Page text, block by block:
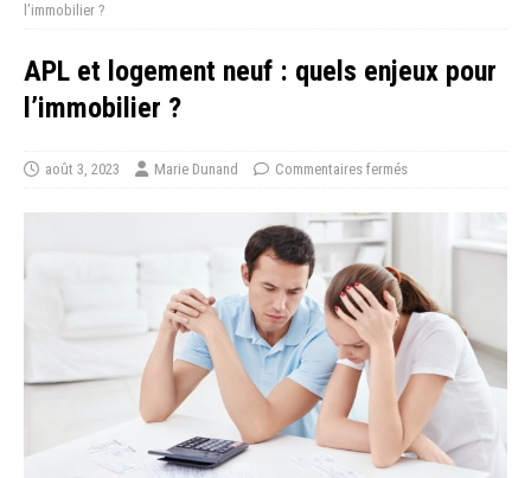
l’immobilier ?
APL et logement neuf : quels enjeux pour
l’immobilier ?
août 3, 2023 Marie Dunand Commentaires fermés